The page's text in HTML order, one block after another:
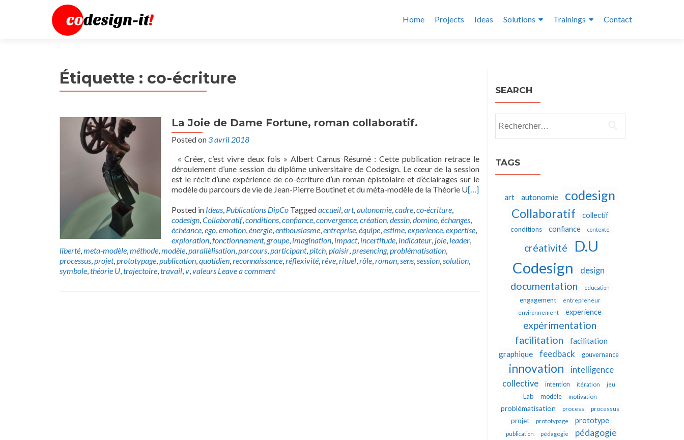
Home Projects Ideas Solutions Trainings Contact
Étiquette : co-écriture
La Joie de Dame Fortune, roman collaboratif.
Posted on 3 avril 2018
« Créer, c’est vivre deux fois » Albert Camus Résumé : Cette publication retrace le
déroulement d’une session du diplôme universitaire de Codesign. Le cœur de la session
est le récit d’une expérience de co-écriture d’un roman épistolaire et d’éclairages sur le
modèle du parcours de vie de Jean-Pierre Boutinet et du méta-modèle de la Théorie U[…]
Posted in Ideas, Publications DipCo Taggedaccueil,art,autonomie,cadre,co-écriture,
codesign,Collaboratif,conditions,confiance,convergence,création,dessin,domino,échanges,
échéance,ego,emotion,énergie,enthousiasme,entreprise,équipe,estime,experience,expertise,
exploration,fonctionnement,groupe, imagination, impact, incertitude, indicateur, joie, leader,
liberté,meta-modèle,méthode,modèle,parallèlisation,parcours,participant,pitch,plaisir,presencing,problématisation,
processus,projet,prototypage,publication,quotidien,reconnaissance,réflexivité,rêve,rituel,rôle,roman,sens,session,solution,
symbole,théorie U,trajectoire,travail,v,valeurs Leave a comment
SEARCH
TAGS
art autonomie codesign
Collaboratif collectif
conditions confiance contexte
créativité
D.U
Codesign
design
documentation education
engagement
entrepreneur
environnement
experience
expérimentation
facilitation
facilitation
graphique
feedback gouvernance
innovation
intelligence
collective
intention itération jeu
Lab modèle motivation
problématisation process processus
projet prototypage prototype
publication pédagogie
pédagogie